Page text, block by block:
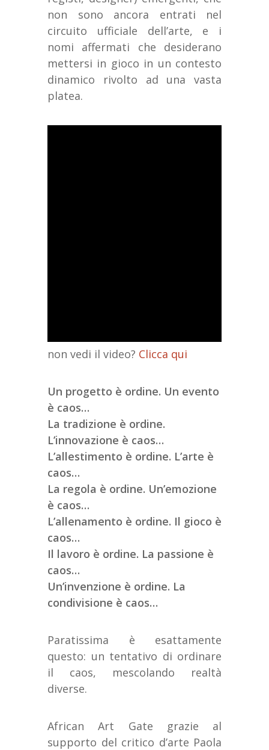
non sono ancora entrati nel
circuito ufficiale dell’arte, e i
nomi affermati che desiderano
mettersi in gioco in un contesto
dinamico rivolto ad una vasta
platea.
non vedi il video? Clicca qui
Un progetto è ordine. Un evento
è caos…
La tradizione è ordine.
L’innovazione è caos…
L’allestimento è ordine. L’arte è
caos…
La regola è ordine. Un’emozione
è caos…
L’allenamento è ordine. Il gioco è
caos…
Il lavoro è ordine. La passione è
caos…
Un’invenzione è ordine. La
condivisione è caos…
Paratissima è esattamente
questo: un tentativo di ordinare
il caos, mescolando realtà
diverse.
African Art Gate grazie al
supporto del critico d’arte Paola